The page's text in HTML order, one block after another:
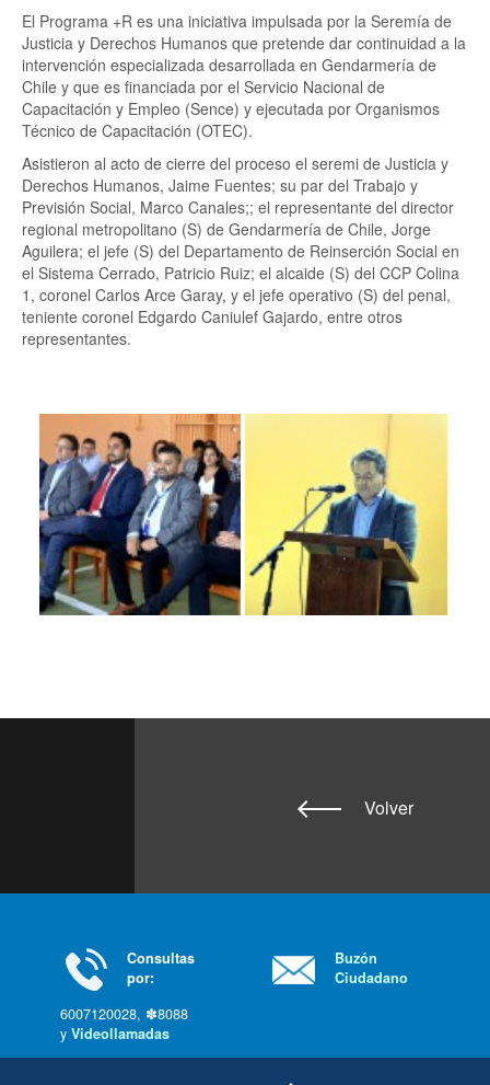
El Programa +R es una iniciativa impulsada por la Seremía de
Justicia y Derechos Humanos que pretende dar continuidad a la
intervención especializada desarrollada en Gendarmería de
Chile y que es financiada por el Servicio Nacional de
Capacitación y Empleo (Sence) y ejecutada por Organismos
Técnico de Capacitación (OTEC).
Asistieron al acto de cierre del proceso el seremi de Justicia y
Derechos Humanos, Jaime Fuentes; su par del Trabajo y
Previsión Social, Marco Canales;; el representante del director
regional metropolitano (S) de Gendarmería de Chile, Jorge
Aguilera; el jefe (S) del Departamento de Reinserción Social en
el Sistema Cerrado, Patricio Ruiz; el alcaide (S) del CCP Colina
1, coronel Carlos Arce Garay, y el jefe operativo (S) del penal,
teniente coronel Edgardo Caniulef Gajardo, entre otros
representantes.
Volver
Consultas
por:
6007120028, ✽8088
y Videollamadas
Buzón
Ciudadano